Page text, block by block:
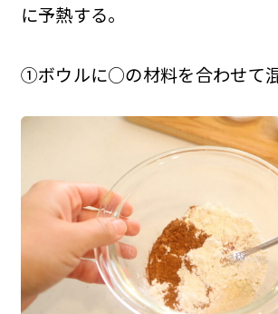
に予熱する。
①ボウルに○の材料を合わせて混